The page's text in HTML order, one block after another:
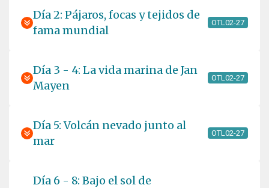
Día 2: Pájaros, focas y tejidos de
fama mundial
OTL02-27
Día 3 - 4: La vida marina de Jan
Mayen
OTL02-27
Día 5: Volcán nevado junto al
mar
OTL02-27
Día 6 - 8: Bajo el sol de